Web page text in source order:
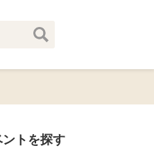
トを探す